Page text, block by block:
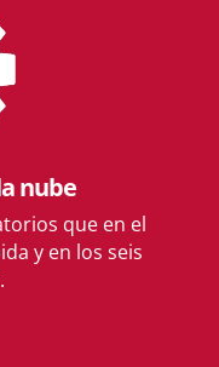
nube
que en el
y en los seis